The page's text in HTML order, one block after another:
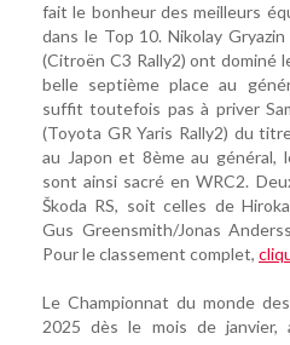
fait le bonheur des meilleurs
dans le Top 10. Nikolay
(Citroën C3 Rally2) ont dominé
belle septième place au
suffit toutefois pas à priver
(Toyota GR Yaris Rally2) du
au Japon et 8ème au général,
sont ainsi sacré en WRC2.
Škoda RS, soit celles de
Gus Greensmith/Jonas
Pour le classement complet,
Le Championnat du monde
2025 dès le mois de janvier,